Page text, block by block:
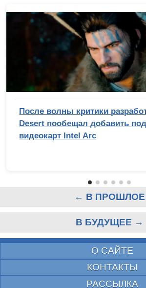
После волны критики
Desert пообещал добавить
видеокарт Intel Arc
← В ПРОШЛОЕ
В БУДУЩЕЕ →
О САЙТЕ
КОНТАКТЫ
РАССЫЛКА